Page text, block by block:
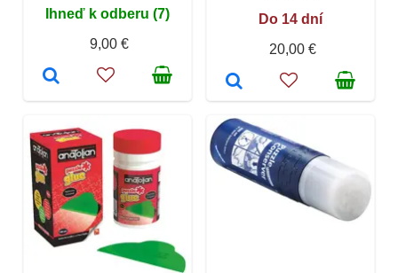
Ihneď k odberu (7)
9,00 €
Do 14 dní
20,00 €